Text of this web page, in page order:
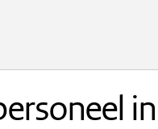
in